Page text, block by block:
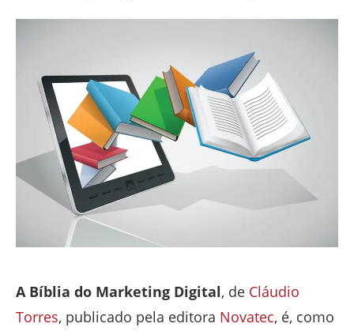
A Bíblia do Marketing Digital, de Cláudio
Torres, publicado pela editora Novatec, é, como